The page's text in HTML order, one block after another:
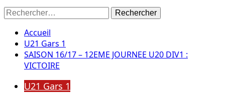
Rechercher :
Accueil
U21 Gars 1
SAISON 16/17 – 12EME JOURNEE U20 DIV1 :
VICTOIRE
U21 Gars 1